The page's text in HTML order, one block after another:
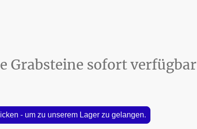
Grabsteine sofort verfügbar
- um zu unserem Lager zu gelangen.